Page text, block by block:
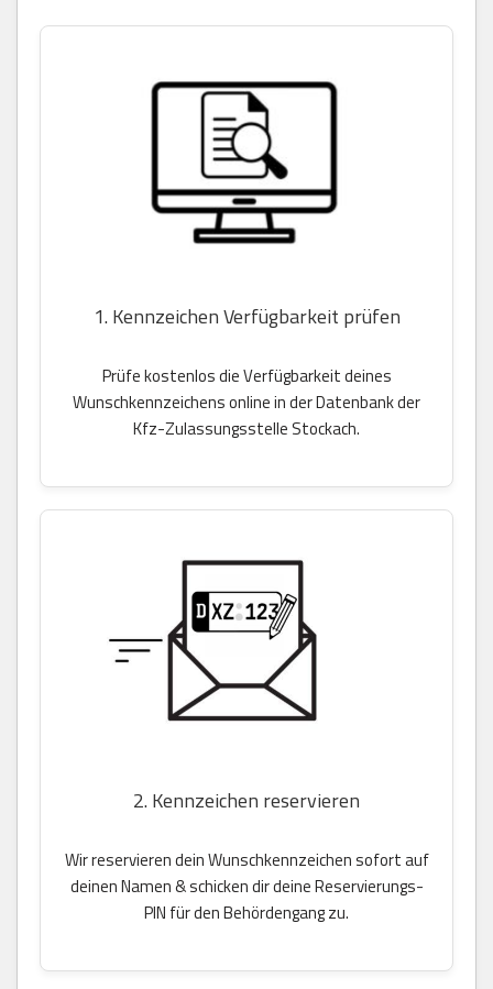
1. Kennzeichen Verfügbarkeit prüfen
Prüfe kostenlos die Verfügbarkeit deines
Wunschkennzeichens online in der Datenbank der
Kfz-Zulassungsstelle Stockach.
2. Kennzeichen reservieren
Wir reservieren dein Wunschkennzeichen sofort auf
deinen Namen & schicken dir deine Reservierungs-
PIN für den Behördengang zu.